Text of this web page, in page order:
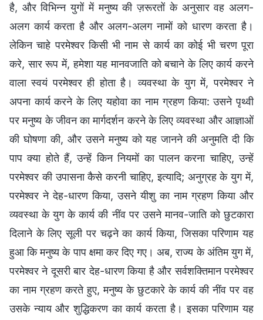
है, और विभिन्न युगों में मनुष्य की ज़रूरतों के अनुसार वह अलग-
अलग कार्य करता है और अलग-अलग नामों को धारण करता है।
लेकिन चाहे परमेश्वर किसी भी नाम से कार्य का कोई भी चरण पूरा
करे, सार रूप में, हमेशा यह मानवजाति को बचाने के लिए कार्य करने
वाला स्वयं परमेश्वर ही होता है। व्यवस्था के युग में, परमेश्वर ने
अपना कार्य करने के लिए यहोवा का नाम ग्रहण किया: उसने पृथ्वी
पर मनुष्य के जीवन का मार्गदर्शन करने के लिए व्यवस्था और आज्ञाओं
की घोषणा की, और उसने मनुष्य को यह जानने की अनुमति दी कि
पाप क्या होते हैं, उन्हें किन नियमों का पालन करना चाहिए, उन्हें
परमेश्वर की उपासना कैसे करनी चाहिए, इत्यादि; अनुग्रह के युग में,
परमेश्वर ने देह-धारण किया, उसने यीशु का नाम ग्रहण किया और
व्यवस्था के युग के कार्य की नींव पर उसने मानव-जाति को छुटकारा
दिलाने के लिए सूली पर चढ़ने का कार्य किया, जिसका परिणाम यह
हुआ कि मनुष्य के पाप क्षमा कर दिए गए। अब, राज्य के अंतिम युग में,
परमेश्वर ने दूसरी बार देह-धारण किया है और सर्वशक्तिमान परमेश्वर
का नाम ग्रहण करते हुए, मनुष्य के छुटकारे के कार्य की नींव पर वह
उसके न्याय और शुद्धिकरण का कार्य करता है। इसका परिणाम यह